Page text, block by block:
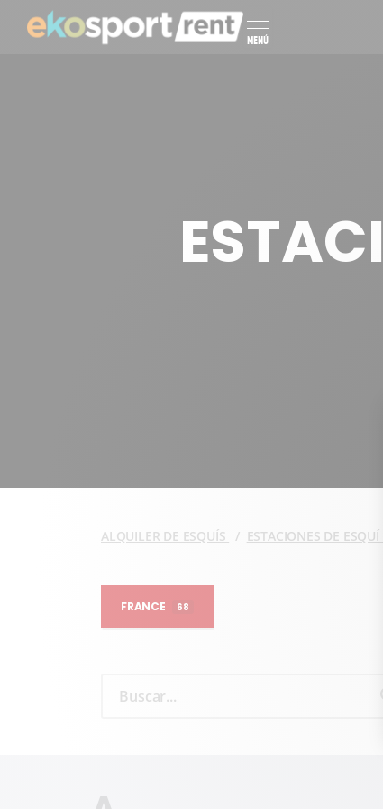
MENÚ
ALQUILER DE ESQUÍS ESTACIONES DE
FRANCE 68